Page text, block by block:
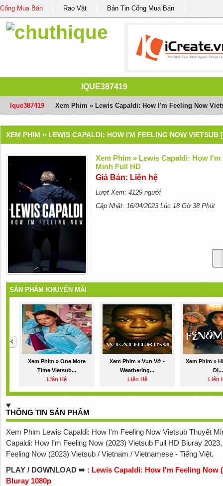
Cổng Mua Bán Rao Vặt Bản Tin Cổng Mua Bán
IQUE387419
Ique387419 Xem Phim » Lewis Capaldi: How I'm Feeling Now
XEM PHIM » LEWIS CAPALDI: HOW I'M FEELING NOW
Xem Phim » Lewis Capaldi: How
Minh Full HD
Giá Bán: Liên hệ
Lượt Xem: 4129 người
Cập Nhật: 16/04/2023 Lúc 18 Gờ 38 Phút
SẢN PHẨM KHUYẾN MÃI
Xem Phim » One More
Time Vietsub...
Liên Hệ
Xem Phim » Vụn Vỡ -
Weathering...
Liên Hệ
Xem Phim »
Dị...
Liên
THÔNG TIN SẢN PHẨM
Xem Phim Lewis Capaldi: How I'm Feeling Now Vietsub Thuyết
Capaldi: How I'm Feeling Now (2023) Vietsub Full HD Bluray
Feeling Now (2023) Vietsub / Vietnam / Vietnamese - Tiếng Việt.
PLAY / DOWNLOAD ➠ : Lewis Capaldi: How I'm Feeling Now
Bluray 1080p